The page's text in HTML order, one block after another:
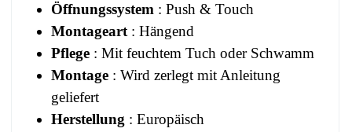
Öffnungssystem : Push & Touch
Montageart : Hängend
Pflege : Mit feuchtem Tuch oder Schwamm
Montage : Wird zerlegt mit Anleitung
geliefert
Herstellung : Europäisch